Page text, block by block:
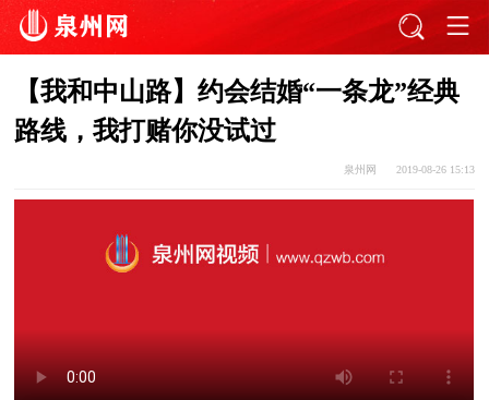
【我和中山路】约会结婚“一条龙”经典
路线，我打赌你没试过
泉州网 2019-08-26 15:13